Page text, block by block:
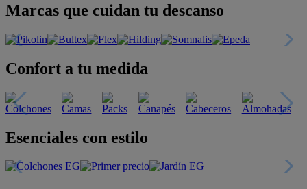
Marcas que cuidan tu descanso
Confort a tu medida
Esenciales con estilo